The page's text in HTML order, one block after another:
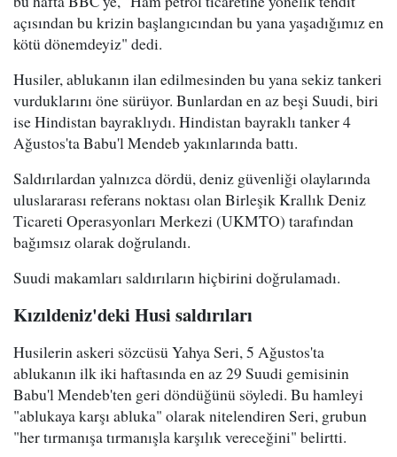
açısından bu krizin başlangıcından bu yana yaşadığımız en
kötü dönemdeyiz" dedi.
Husiler, ablukanın ilan edilmesinden bu yana sekiz tankeri
vurduklarını öne sürüyor. Bunlardan en az beşi Suudi, biri
ise Hindistan bayraklıydı. Hindistan bayraklı tanker 4
Ağustos'ta Babu'l Mendeb yakınlarında battı.
Saldırılardan yalnızca dördü, deniz güvenliği olaylarında
uluslararası referans noktası olan Birleşik Krallık Deniz
Ticareti Operasyonları Merkezi (UKMTO) tarafından
bağımsız olarak doğrulandı.
Suudi makamları saldırıların hiçbirini doğrulamadı.
Kızıldeniz'deki Husi saldırıları
Husilerin askeri sözcüsü Yahya Seri, 5 Ağustos'ta
ablukanın ilk iki haftasında en az 29 Suudi gemisinin
Babu'l Mendeb'ten geri döndüğünü söyledi. Bu hamleyi
"ablukaya karşı abluka" olarak nitelendiren Seri, grubun
"her tırmanışa tırmanışla karşılık vereceğini" belirtti.